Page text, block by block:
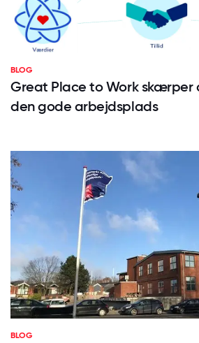
BLOG
Great Place to Work skærper
den gode arbejdsplads
BLOG